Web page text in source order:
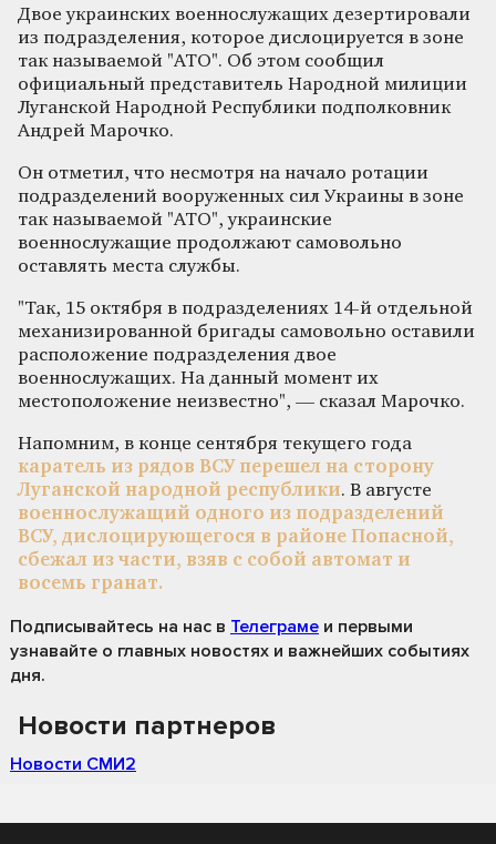
Двое украинских военнослужащих дезертировали
из подразделения, которое дислоцируется в зоне
так называемой "АТО". Об этом сообщил
официальный представитель Народной милиции
Луганской Народной Республики подполковник
Андрей Марочко.
Он отметил, что несмотря на начало ротации
подразделений вооруженных сил Украины в зоне
так называемой "АТО", украинские
военнослужащие продолжают самовольно
оставлять места службы.
"Так, 15 октября в подразделениях 14-й отдельной
механизированной бригады самовольно оставили
расположение подразделения двое
военнослужащих. На данный момент их
местоположение неизвестно", — сказал Марочко.
Напомним, в конце сентября текущего года
каратель из рядов ВСУ перешел на сторону
Луганской народной республики. В августе
военнослужащий одного из подразделений
ВСУ, дислоцирующегося в районе Попасной,
сбежал из части, взяв с собой автомат и
восемь гранат.
Подписывайтесь на нас в Телеграме и первыми
узнавайте о главных новостях и важнейших событиях
дня.
Новости партнеров
Новости СМИ2